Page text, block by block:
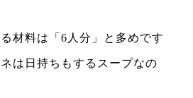
材料は「6人分」と多めです
は日持ちもするスープなの